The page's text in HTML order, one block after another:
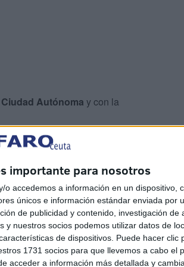
importante para nosotros
o accedemos a información en un dispositivo,
únicos e información estándar enviada por
de publicidad y contenido, investigación de
y nuestros socios podemos utilizar datos de
de dispositivos. Puede hacer clic
1731 socios para que llevemos a cabo el
acceder a información más detallada y
Autónoma y con la
empleo, la vivienda y el
de Ceuta para analizar los